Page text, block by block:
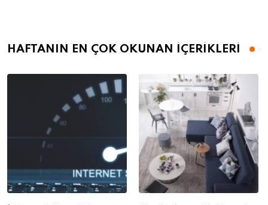
HAFTANIN EN ÇOK OKUNAN İÇERİKLERİ